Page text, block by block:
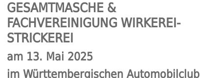
GESAMTMASCHE &
FACHVEREINIGUNG WIRKEREI-
STRICKEREI
am 13. Mai 2025
im Württembergischen Automobilclub